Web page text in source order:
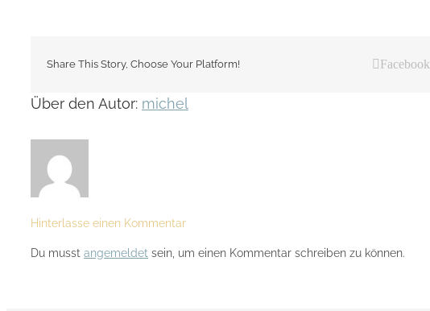
Share This Story, Choose Your Platform! Facebook
Über den Autor: michel
Hinterlasse einen Kommentar
Du musst angemeldet sein, um einen Kommentar schreiben zu können.